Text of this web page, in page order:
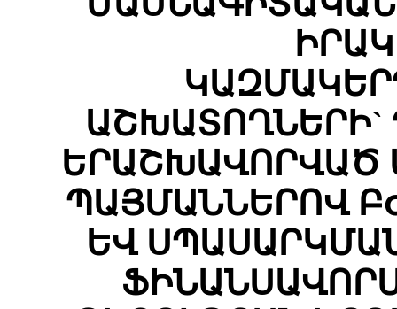
ԱՇԽԱՏՈՂՆԵՐԻ`
ԵՐԱՇԽԱՎՈՐՎԱԾ
ՊԱՅՄԱՆՆԵՐՈՎ
ԵՎ